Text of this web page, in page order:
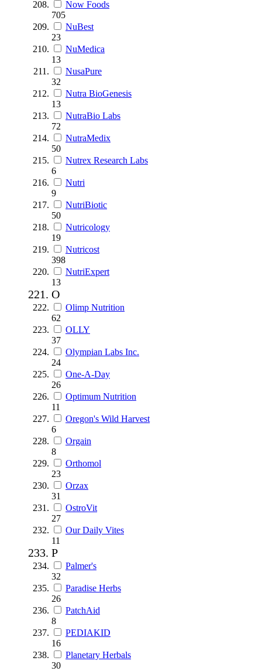
Now Foods
705
NuBest
23
NuMedica
13
NusaPure
32
Nutra BioGenesis
13
NutraBio Labs
72
NutraMedix
50
Nutrex Research Labs
6
Nutri
9
NutriBiotic
50
Nutricology
19
Nutricost
398
NutriExpert
13
O
Olimp Nutrition
62
OLLY
37
Olympian Labs Inc.
24
One-A-Day
26
Optimum Nutrition
11
Oregon's Wild Harvest
6
Orgain
8
Orthomol
23
Orzax
31
OstroVit
27
Our Daily Vites
11
P
Palmer's
32
Paradise Herbs
26
PatchAid
8
PEDIAKID
16
Planetary Herbals
30